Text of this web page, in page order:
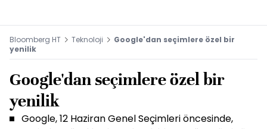
Bloomberg HT Teknoloji
Google'dan seçimlere özel bir
yenilik
Google'dan seçimlere özel bir
yenilik
Google, 12 Haziran Genel Seçimleri öncesinde,